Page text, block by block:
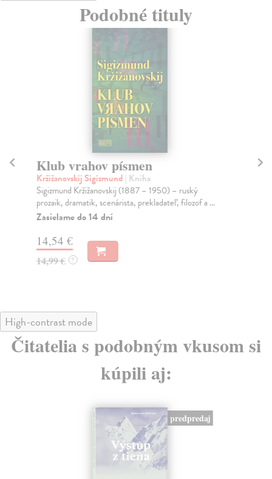
Podobné tituly
Klub vrahov písmen
Kržižanovskij Sigizmund | Kniha
Sigizmund Kržižanovskij (1887 – 1950) – ruský
prozaik, dramatik, scenárista, prekladateľ, filozof a ...
Zasielame do 14 dní
14,54 €
14,99 € ?
High-contrast mode
Čitatelia s podobným vkusom si
kúpili aj:
predpredaj